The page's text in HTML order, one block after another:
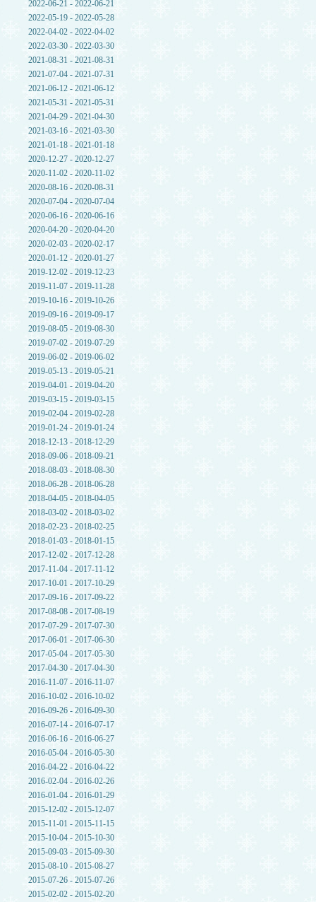
2022-06-21 - 2022-06-21
2022-05-19 - 2022-05-28
2022-04-02 - 2022-04-02
2022-03-30 - 2022-03-30
2021-08-31 - 2021-08-31
2021-07-04 - 2021-07-31
2021-06-12 - 2021-06-12
2021-05-31 - 2021-05-31
2021-04-29 - 2021-04-30
2021-03-16 - 2021-03-30
2021-01-18 - 2021-01-18
2020-12-27 - 2020-12-27
2020-11-02 - 2020-11-02
2020-08-16 - 2020-08-31
2020-07-04 - 2020-07-04
2020-06-16 - 2020-06-16
2020-04-20 - 2020-04-20
2020-02-03 - 2020-02-17
2020-01-12 - 2020-01-27
2019-12-02 - 2019-12-23
2019-11-07 - 2019-11-28
2019-10-16 - 2019-10-26
2019-09-16 - 2019-09-17
2019-08-05 - 2019-08-30
2019-07-02 - 2019-07-29
2019-06-02 - 2019-06-02
2019-05-13 - 2019-05-21
2019-04-01 - 2019-04-20
2019-03-15 - 2019-03-15
2019-02-04 - 2019-02-28
2019-01-24 - 2019-01-24
2018-12-13 - 2018-12-29
2018-09-06 - 2018-09-21
2018-08-03 - 2018-08-30
2018-06-28 - 2018-06-28
2018-04-05 - 2018-04-05
2018-03-02 - 2018-03-02
2018-02-23 - 2018-02-25
2018-01-03 - 2018-01-15
2017-12-02 - 2017-12-28
2017-11-04 - 2017-11-12
2017-10-01 - 2017-10-29
2017-09-16 - 2017-09-22
2017-08-08 - 2017-08-19
2017-07-29 - 2017-07-30
2017-06-01 - 2017-06-30
2017-05-04 - 2017-05-30
2017-04-30 - 2017-04-30
2016-11-07 - 2016-11-07
2016-10-02 - 2016-10-02
2016-09-26 - 2016-09-30
2016-07-14 - 2016-07-17
2016-06-16 - 2016-06-27
2016-05-04 - 2016-05-30
2016-04-22 - 2016-04-22
2016-02-04 - 2016-02-26
2016-01-04 - 2016-01-29
2015-12-02 - 2015-12-07
2015-11-01 - 2015-11-15
2015-10-04 - 2015-10-30
2015-09-03 - 2015-09-30
2015-08-10 - 2015-08-27
2015-07-26 - 2015-07-26
2015-02-02 - 2015-02-20